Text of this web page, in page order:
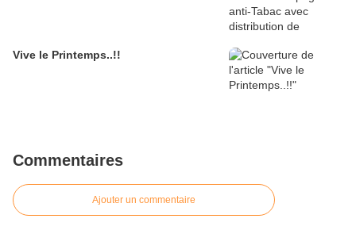
Vive le Printemps..!!
Commentaires
Ajouter un commentaire